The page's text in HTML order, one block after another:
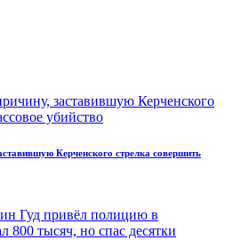
Керченского стрелка совершить